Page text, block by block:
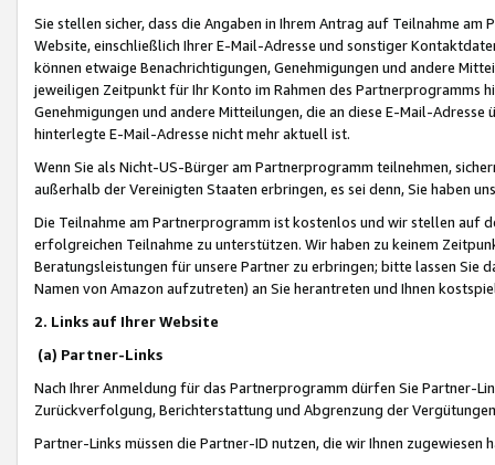
Sie stellen sicher, dass die Angaben in Ihrem Antrag auf Teilnahme
Website, einschließlich Ihrer E-Mail-Adresse und sonstiger
können etwaige Benachrichtigungen, Genehmigungen und andere
jeweiligen Zeitpunkt für Ihr Konto im Rahmen des Partnerprogramms
Genehmigungen und andere Mitteilungen, die an diese E-Mail-
hinterlegte E-Mail-Adresse nicht mehr aktuell ist.
Wenn Sie als Nicht-US-Bürger am Partnerprogramm teilnehmen,
außerhalb der Vereinigten Staaten erbringen, es sei denn, Sie haben
Die Teilnahme am Partnerprogramm ist kostenlos und wir stellen auf
erfolgreichen Teilnahme zu unterstützen. Wir haben zu keinem
Beratungsleistungen für unsere Partner zu erbringen; bitte lassen Sie
Namen von Amazon aufzutreten) an Sie herantreten und Ihnen
2. Links auf Ihrer Website
(a) Partner-Links
Nach Ihrer Anmeldung für das Partnerprogramm dürfen Sie Partner-
Zurückverfolgung, Berichterstattung und Abgrenzung der
Partner-Links müssen die Partner-ID nutzen, die wir Ihnen zugewiesen